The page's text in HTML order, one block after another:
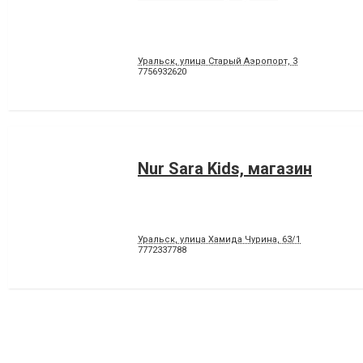
Уральск, улица Старый Аэропорт, 3
7756932620
Nur Sara Kids, магазин
Уральск, улица Хамида Чурина, 63/1
7772337788